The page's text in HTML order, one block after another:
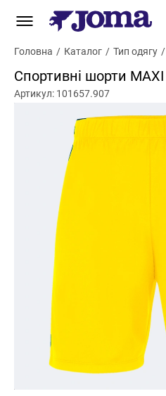
Головна / Каталог / Тип одягу /
Спортивні шорти MAXI
Артикул: 101657.907